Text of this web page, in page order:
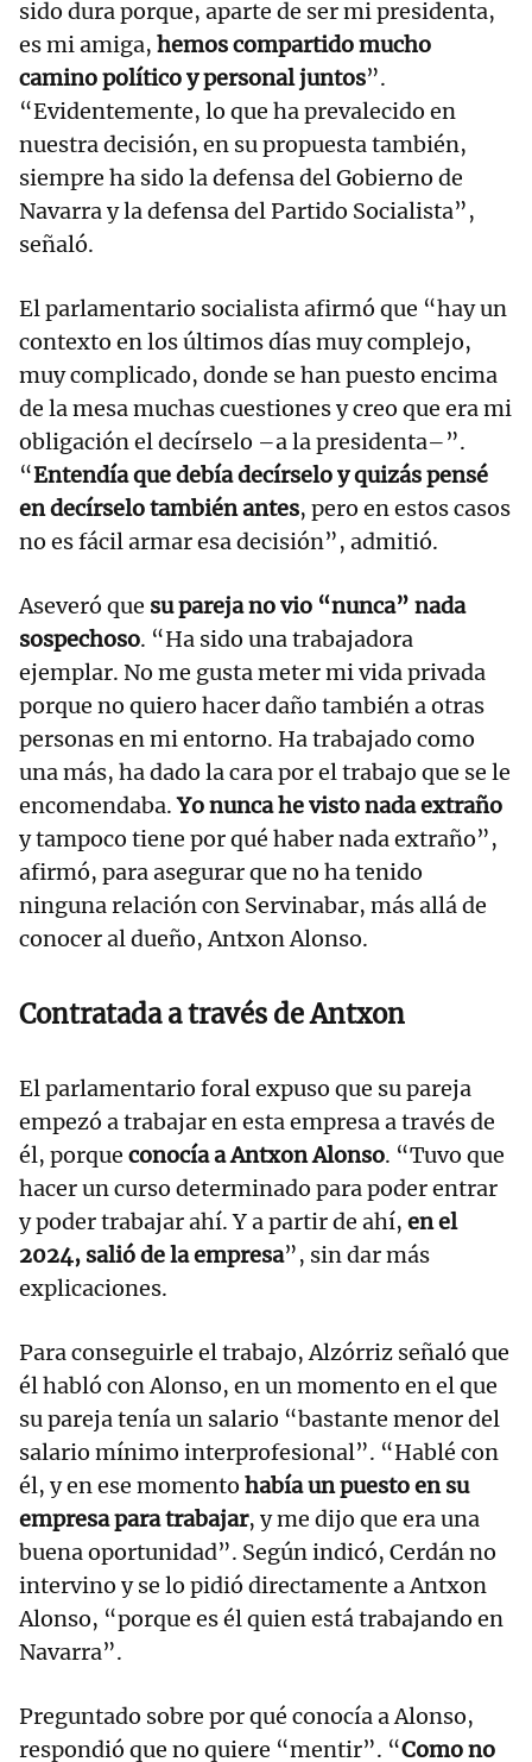
sido dura porque, aparte de ser mi presidenta,
es mi amiga, hemos compartido mucho
camino político y personal juntos”.
“Evidentemente, lo que ha prevalecido en
nuestra decisión, en su propuesta también,
siempre ha sido la defensa del Gobierno de
Navarra y la defensa del Partido Socialista”,
señaló.
El parlamentario socialista afirmó que “hay un
contexto en los últimos días muy complejo,
muy complicado, donde se han puesto encima
de la mesa muchas cuestiones y creo que era mi
obligación el decírselo –a la presidenta–”.
“Entendía que debía decírselo y quizás pensé
en decírselo también antes, pero en estos casos
no es fácil armar esa decisión”, admitió.
Aseveró que su pareja no vio “nunca” nada
sospechoso. “Ha sido una trabajadora
ejemplar. No me gusta meter mi vida privada
porque no quiero hacer daño también a otras
personas en mi entorno. Ha trabajado como
una más, ha dado la cara por el trabajo que se le
encomendaba.Yo nunca he visto nada extraño
y tampoco tiene por qué haber nada extraño”,
afirmó, para asegurar que no ha tenido
ninguna relación con Servinabar, más allá de
conocer al dueño, Antxon Alonso.
Contratada a través de Antxon
El parlamentario foral expuso que su pareja
empezó a trabajar en esta empresa a través de
él, porque conocía a Antxon Alonso. “Tuvo que
hacer un curso determinado para poder entrar
y poder trabajar ahí. Y a partir de ahí, en el
2024, salió de la empresa”, sin dar más
explicaciones.
Para conseguirle el trabajo, Alzórriz señaló que
él habló con Alonso, en un momento en el que
su pareja tenía un salario “bastante menor del
salario mínimo interprofesional”. “Hablé con
él, y en ese momento había un puesto en su
empresa para trabajar, y me dijo que era una
buena oportunidad”. Según indicó, Cerdán no
intervino y se lo pidió directamente a Antxon
Alonso, “porque es él quien está trabajando en
Navarra”.
Preguntado sobre por qué conocía a Alonso,
respondió que no quiere “mentir”. “Como no